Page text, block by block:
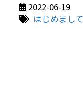
2022-06-19
はじめまして